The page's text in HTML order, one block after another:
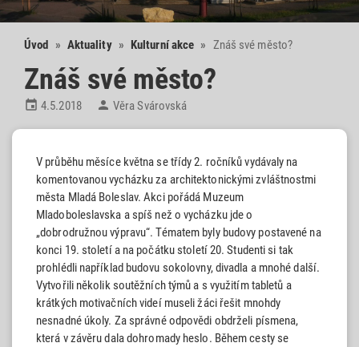
Úvod » Aktuality » Kulturní akce » Znáš své město?
Znáš své město?
 4.5.2018  Věra Svárovská
V průběhu měsíce května se třídy 2. ročníků vydávaly na
komentovanou vycházku za architektonickými zvláštnostmi
města Mladá Boleslav. Akci pořádá Muzeum
Mladoboleslavska a spíš než o vycházku jde o
„dobrodružnou výpravu“. Tématem byly budovy postavené na
konci 19. století a na počátku století 20. Studenti si tak
prohlédli například budovu sokolovny, divadla a mnohé další.
Vytvořili několik soutěžních týmů a s využitím tabletů a
krátkých motivačních videí museli žáci řešit mnohdy
nesnadné úkoly. Za správné odpovědi obdrželi písmena,
která v závěru dala dohromady heslo. Během cesty se